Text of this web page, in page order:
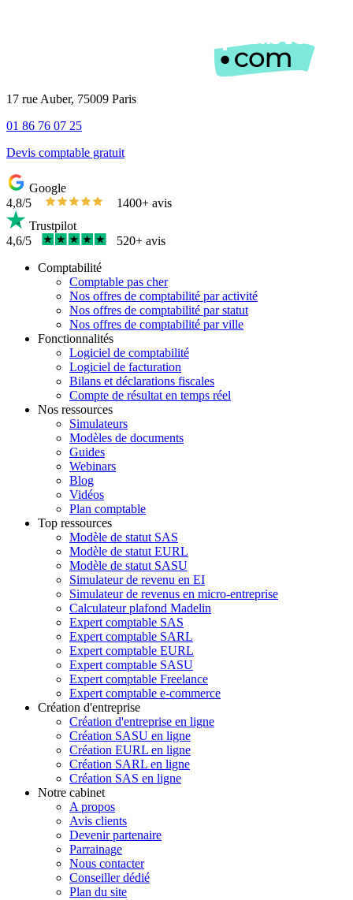
17 rue Auber, 75009 Paris
01 86 76 07 25
Devis comptable gratuit
Google
4,8/5
1400+ avis
Trustpilot
4,6/5
520+ avis
Comptabilité
Comptable pas cher
Nos offres de comptabilité par activité
Nos offres de comptabilité par statut
Nos offres de comptabilité par ville
Fonctionnalités
Logiciel de comptabilité
Logiciel de facturation
Bilans et déclarations fiscales
Compte de résultat en temps réel
Nos ressources
Simulateurs
Modèles de documents
Guides
Webinars
Blog
Vidéos
Plan comptable
Top ressources
Modèle de statut SAS
Modèle de statut EURL
Modèle de statut SASU
Simulateur de revenu en EI
Simulateur de revenus en micro-entreprise
Calculateur plafond Madelin
Expert comptable SAS
Expert comptable SARL
Expert comptable EURL
Expert comptable SASU
Expert comptable Freelance
Expert comptable e-commerce
Création d'entreprise
Création d'entreprise en ligne
Création SASU en ligne
Création EURL en ligne
Création SARL en ligne
Création SAS en ligne
Notre cabinet
A propos
Avis clients
Devenir partenaire
Parrainage
Nous contacter
Conseiller dédié
Plan du site